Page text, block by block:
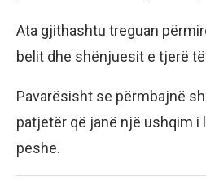
Ata gjithashtu treguan
belit dhe shënjuesit e tjerë
Pavarësisht se përmbajnë
patjetër që janë një ushqim i
peshe.